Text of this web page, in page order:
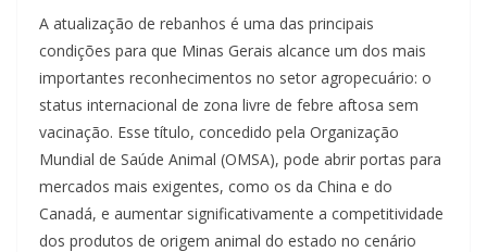
A atualização de rebanhos é uma das principais
condições para que Minas Gerais alcance um dos mais
importantes reconhecimentos no setor agropecuário: o
status internacional de zona livre de febre aftosa sem
vacinação. Esse título, concedido pela Organização
Mundial de Saúde Animal (OMSA), pode abrir portas para
mercados mais exigentes, como os da China e do
Canadá, e aumentar significativamente a competitividade
dos produtos de origem animal do estado no cenário